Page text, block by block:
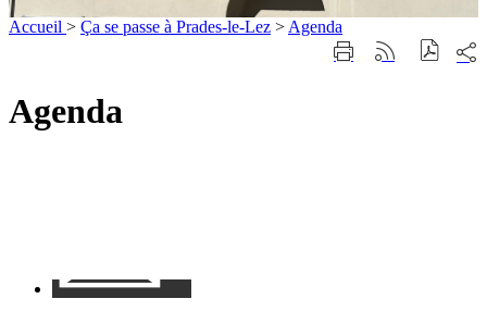
Accueil > Ça se passe à Prades-le-Lez > Agenda
ImprimerGénérer
sur
Agenda